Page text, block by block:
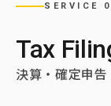
SERVICE
Tax
決算・確定申告